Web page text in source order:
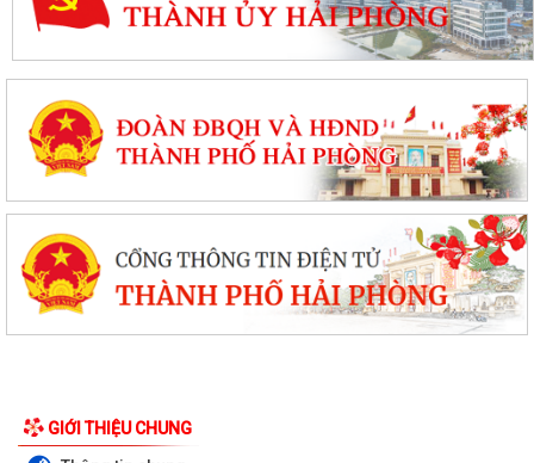
GIỚI THIỆU CHUNG